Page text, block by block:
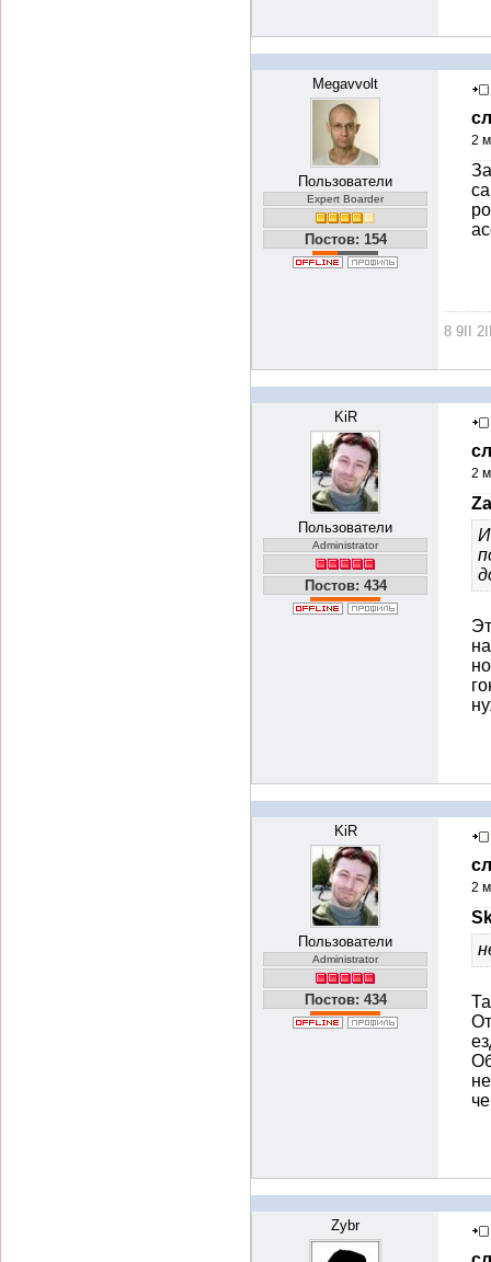
Megavvolt
Пользователи
Expert Boarder
Постов: 154
2
8 9II
KiR
Пользователи
Administrator
Постов: 434
2
И
KiR
Пользователи
Administrator
Постов: 434
2
Zybr